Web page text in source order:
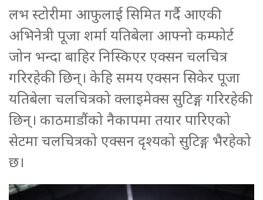
लभ स्टोरीमा आफुलाई सिमित गर्दै आएकी
अभिनेत्री पूजा शर्मा यतिबेला आफ्नो कम्फोर्ट
जोन भन्दा बाहिर निस्किएर एक्सन चलचित्र
गरिरहेकी छिन्। केहि समय एक्सन सिकेर पूजा
यतिबेला चलचित्रको क्लाइमेक्स सुटिङ्ग गरिरहेकी
छिन्। काठमाडौंको नैकापमा तयार पारिएको
सेटमा चलचित्रको एक्सन दृश्यको सुटिङ्ग भैरहेको
छ।